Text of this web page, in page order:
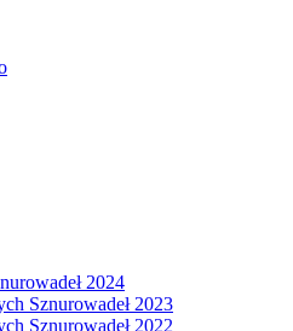
2024
Sznurowadeł 2023
Sznurowadeł 2022